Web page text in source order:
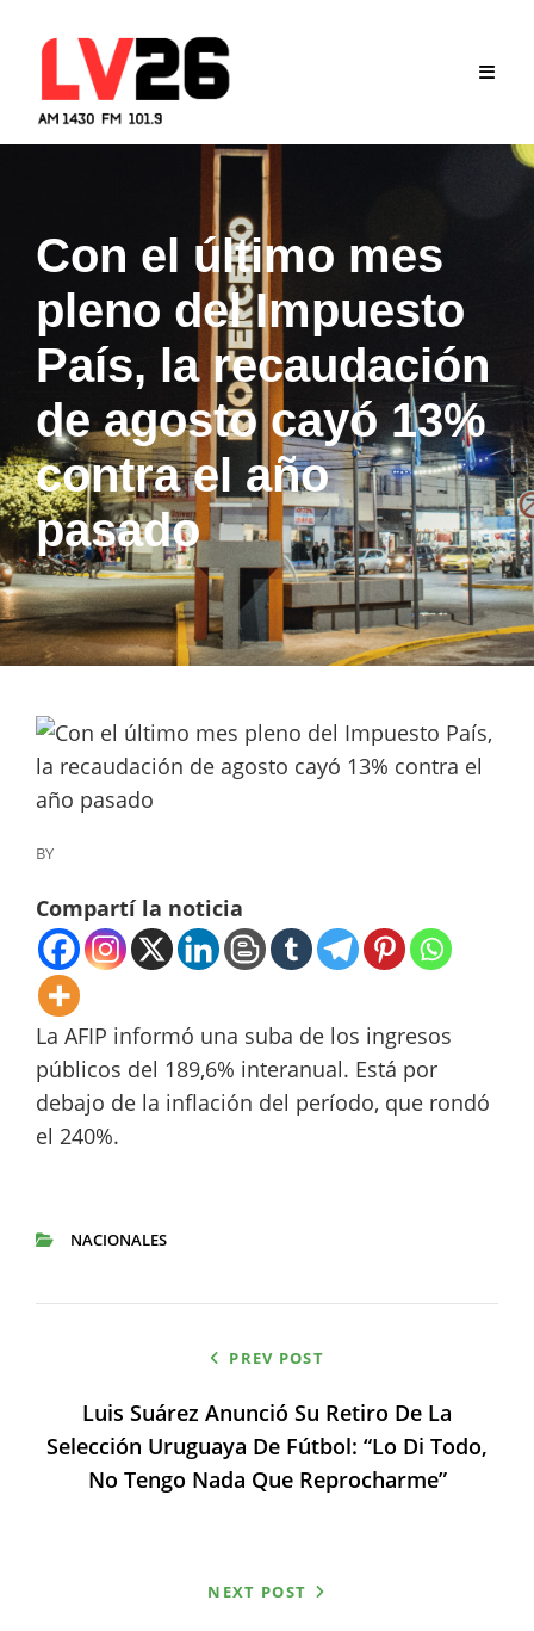
content
Con el último mes
pleno del Impuesto
País, la recaudación
de agosto cayó 13%
contra el año
pasado
BY
Compartí la noticia
La AFIP informó una suba de los ingresos
públicos del 189,6% interanual. Está por
debajo de la inflación del período, que rondó
el 240%.
NACIONALES
entradas
PREV POST
Luis Suárez Anunció Su Retiro De La
Selección Uruguaya De Fútbol: “Lo Di Todo,
No Tengo Nada Que Reprocharme”
NEXT POST